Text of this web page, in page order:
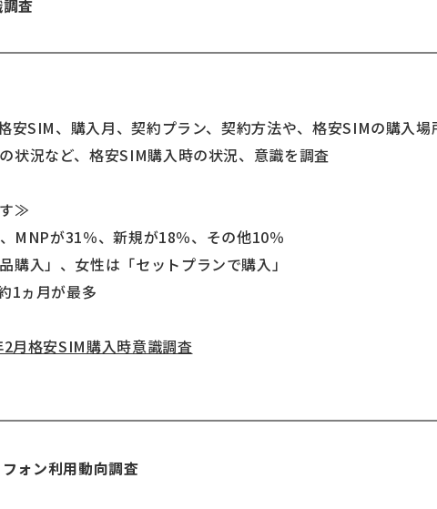
査
安SIM、購入月、契約プラン、契約方法や、格安SIMの購入場
状況など、格安SIM購入時の状況、意識を調査
≫
MNPが31％、新規が18％、その他10％
購入」、女性は「セットプランで購入」
1ヵ月が最多
月格安SIM購入時意識調査
ォン利用動向調査